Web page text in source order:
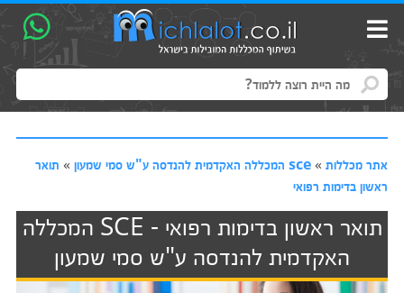
אתר מכללות» sce המכללה האקדמית להנדסה ע"ש סמי שמעון » תואר
ראשון בדימות רפואי
תואר ראשון בדימות רפואי - SCE המכללה
האקדמית להנדסה ע"ש סמי שמעון